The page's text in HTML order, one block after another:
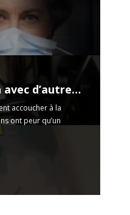
Comment accoucher à la maison avec d’autres enfants ?
accoucher à la
ont peur qu’un